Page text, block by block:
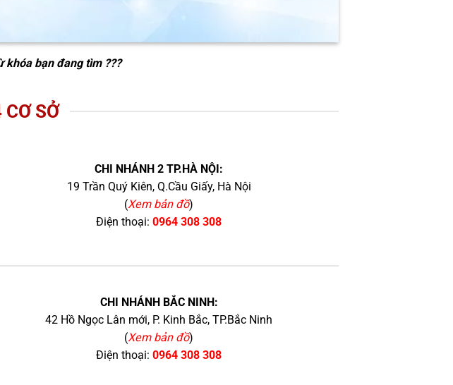
khóa bạn đang tìm ???
CƠ SỞ
CHI NHÁNH 2 TP.HÀ NỘI:
19 Trần Quý Kiên, Q.Cầu Giấy, Hà Nội
(Xem bản đồ)
Điện thoại: 0964 308 308
CHI NHÁNH BẮC NINH:
42 Hồ Ngọc Lân mới, P. Kinh Bắc, TP.Bắc Ninh
(Xem bản đồ)
Điện thoại: 0964 308 308